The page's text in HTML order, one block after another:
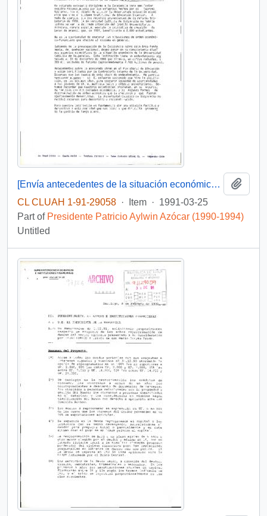
[Envía antecedentes de la situación económica de la Universidad Católica de Valparaíso]
CL CLUAH 1-91-29058 · Item · 1991-03-25
Part of Presidente Patricio Aylwin Azócar (1990-1994)
Untitled